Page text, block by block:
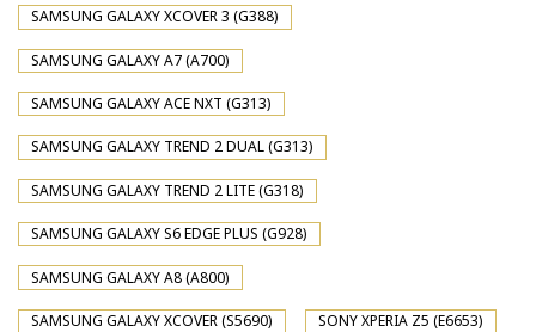
SAMSUNG GALAXY XCOVER 3 (G388)
SAMSUNG GALAXY A7 (A700)
SAMSUNG GALAXY ACE NXT (G313)
SAMSUNG GALAXY TREND 2 DUAL (G313)
SAMSUNG GALAXY TREND 2 LITE (G318)
SAMSUNG GALAXY S6 EDGE PLUS (G928)
SAMSUNG GALAXY A8 (A800)
SAMSUNG GALAXY XCOVER (S5690) SONY XPERIA Z5 (E6653)